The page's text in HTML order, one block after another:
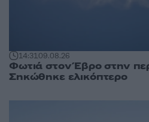
14:3109.08.26
Φωτιά στον Έβρο στην
Σηκώθηκε ελικόπτερο